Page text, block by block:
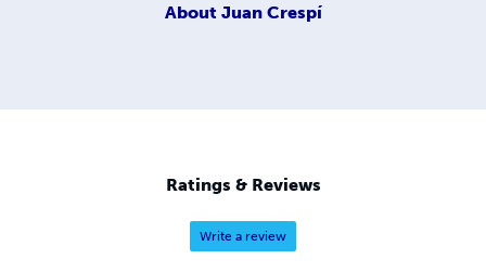
About Juan Crespí
Ratings & Reviews
Write a review